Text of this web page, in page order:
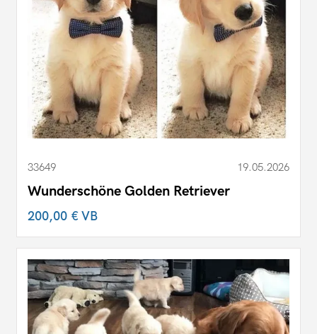
33649 19.05.2026
Wunderschöne Golden Retriever
200,00 €VB